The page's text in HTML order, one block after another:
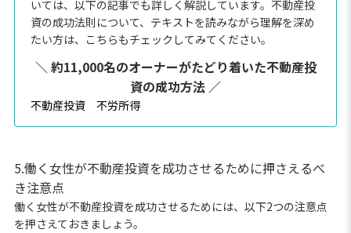
いては、以下の記事でも詳しく解説しています。不動産投
資の成功法則について、テキストを読みながら理解を深め
たい方は、こちらもチェックしてみてください。
＼ 約11,000名のオーナーがたどり着いた不動産投
資の成功方法 ／
不動産投資 不労所得
5.働く女性が不動産投資を成功させるために押さえるべ
き注意点
働く女性が不動産投資を成功させるためには、以下2つの注意点
を押さえておきましょう。